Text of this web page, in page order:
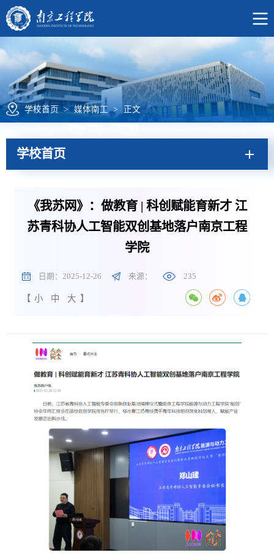
学校首页 > 媒体南工 > 正文
学校首页
《我苏网》：做教育 | 科创赋能育新才 江
苏青科协人工智能双创基地落户南京工程
学院
日期：2025-12-26 来源： 235
【 小 中 大 】